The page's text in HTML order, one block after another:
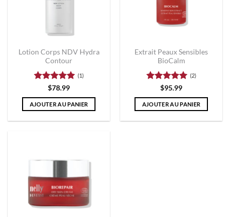
Lotion Corps NDV Hydra
Contour
Note5sur
5
(1)
$78.99
AJOUTER AU PANIER
Extrait Peaux Sensibles
BioCalm
Note5sur
5
(2)
$95.99
AJOUTER AU PANIER